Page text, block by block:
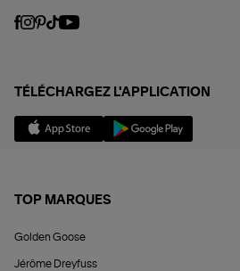
TÉLÉCHARGEZ L'APPLICATION
TOP MARQUES
Golden Goose
Jérôme Dreyfuss